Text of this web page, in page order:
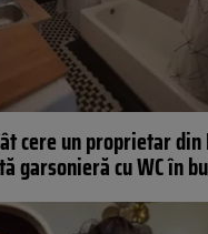
cere un proprietar
garsonieră cu WC în